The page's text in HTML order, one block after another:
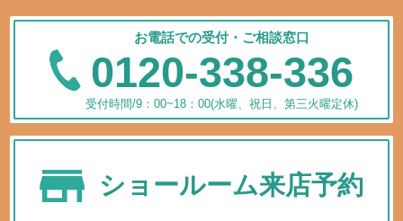
お電話での受付・ご相談窓口
0120-338-336
受付時間/9：00~18：00(水曜、祝日、第三火曜定休)
ショールーム来店予約